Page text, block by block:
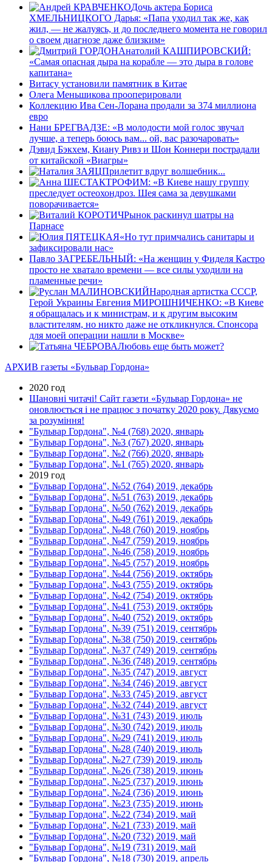
Дочь актера Бориса
ХМЕЛЬНИЦКОГО Дарья: «Папа уходил так же, как
жил, — не жалуясь, и до последнего момента не говорил
о своем диагнозе даже близким»
Анатолий КАШПИРОВСКИЙ:
«Самая опасная дыра на корабле — это дыра в голове
капитана»
Витасу установили памятник в Китае
Олега Меньшикова прооперировали
Коллекцию Ива Сен-Лорана продали за 374 миллиона
евро
Нани БРЕГВАДЗЕ: «В молодости мой голос звучал
лучше, а теперь боюсь вам... ой, вас разочаровать»
Дэвид Бэкхем, Киану Ривз и Шон Коннери пострадали
от китайской «Виагры»
Прилетит вдруг волшебник...
ТРОФИМ: «В Киеве нашу группу
преследует остеохондроз. Шея сама за девушками
поворачивается»
Рынок раскинул шатры на
Парнасе
«Но тут примчались санитары и
зафиксировали нас»
Павло ЗАГРЕБЕЛЬНЫЙ: «На женщин у Фиделя Кастро
просто не хватало времени — все силы уходили на
пламенные речи»
Народная артистка СССР,
Герой Украины Евгения МИРОШНИЧЕНКО: «В Киеве
я обращалась и к министрам, и к другим высоким
властителям, но никто даже не откликнулся. Спонсора
для моей операции нашли в Москве»
Любовь еще быть может?
АРХИВ газеты «Бульвар Гордона»
2020 год
Шановні читачі! Сайт газети «Бульвар Гордона» не
оновлюється і не працює з початку 2020 року. Дякуємо
за розуміння!
"Бульвар Гордона", №4 (768) 2020, январь
"Бульвар Гордона", №3 (767) 2020, январь
"Бульвар Гордона", №2 (766) 2020, январь
"Бульвар Гордона", №1 (765) 2020, январь
2019 год
"Бульвар Гордона", №52 (764) 2019, декабрь
"Бульвар Гордона", №51 (763) 2019, декабрь
"Бульвар Гордона", №50 (762) 2019, декабрь
"Бульвар Гордона", №49 (761) 2019, декабрь
"Бульвар Гордона", №48 (760) 2019, ноябрь
"Бульвар Гордона", №47 (759) 2019, ноябрь
"Бульвар Гордона", №46 (758) 2019, ноябрь
"Бульвар Гордона", №45 (757) 2019, ноябрь
"Бульвар Гордона", №44 (756) 2019, октябрь
"Бульвар Гордона", №43 (755) 2019, октябрь
"Бульвар Гордона", №42 (754) 2019, октябрь
"Бульвар Гордона", №41 (753) 2019, октябрь
"Бульвар Гордона", №40 (752) 2019, октябрь
"Бульвар Гордона", №39 (751) 2019, сентябрь
"Бульвар Гордона", №38 (750) 2019, сентябрь
"Бульвар Гордона", №37 (749) 2019, сентябрь
"Бульвар Гордона", №36 (748) 2019, сентябрь
"Бульвар Гордона", №35 (747) 2019, август
"Бульвар Гордона", №34 (746) 2019, август
"Бульвар Гордона", №33 (745) 2019, август
"Бульвар Гордона", №32 (744) 2019, август
"Бульвар Гордона", №31 (743) 2019, июль
"Бульвар Гордона", №30 (742) 2019, июль
"Бульвар Гордона", №29 (741) 2019, июль
"Бульвар Гордона", №28 (740) 2019, июль
"Бульвар Гордона", №27 (739) 2019, июль
"Бульвар Гордона", №26 (738) 2019, июнь
"Бульвар Гордона", №25 (737) 2019, июнь
"Бульвар Гордона", №24 (736) 2019, июнь
"Бульвар Гордона", №23 (735) 2019, июнь
"Бульвар Гордона", №22 (734) 2019, май
"Бульвар Гордона", №21 (733) 2019, май
"Бульвар Гордона", №20 (732) 2019, май
"Бульвар Гордона", №19 (731) 2019, май
"Бульвар Гордона", №18 (730) 2019, апрель